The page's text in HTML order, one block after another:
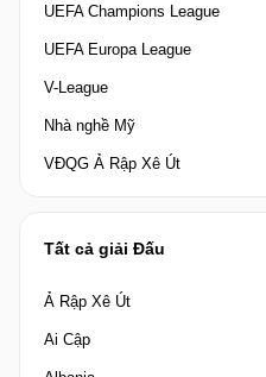
UEFA Champions League
UEFA Europa League
V-League
Nhà nghề Mỹ
VĐQG Ả Rập Xê Út
Tất cả giải Đấu
Ả Rập Xê Út
Crown Prince Cup Saudi Arabia
Ai Cập